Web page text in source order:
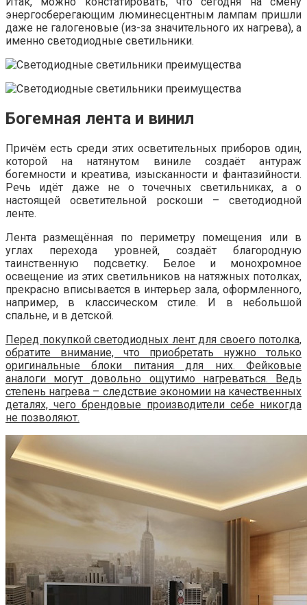
энергосберегающим люминесцентным лампам пришли
даже не галогеновые (из-за значительного их нагрева), а
именно светодиодные светильники.
Богемная лента и винил
Причём есть среди этих осветительных приборов один,
которой на натянутом виниле создаёт антураж
богемности и креатива, изысканности и фантазийности.
Речь идёт даже не о точечных светильниках, а о
настоящей осветительной роскоши – светодиодной
ленте.
Лента размещённая по периметру помещения или в
углах перехода уровней, создаёт благородную
таинственную подсветку. Белое и монохромное
освещение из этих светильников на натяжных потолках,
прекрасно вписывается в интерьер зала, оформленного,
например, в классическом стиле. И в небольшой
спальне, и в детской.
Перед покупкой светодиодных лент для своего потолка,
обратите внимание, что приобретать нужно только
оригинальные блоки питания для них. Фейковые
аналоги могут довольно ощутимо нагреваться. Ведь
степень нагрева – следствие экономии на качественных
деталях, чего брендовые производители себе никогда
не позволяют.